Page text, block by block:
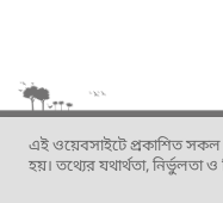
এই ওয়েবসাইটে প্রকাশিত সকল
হয়। তথ্যের যথার্থতা, নির্ভুলতা ও